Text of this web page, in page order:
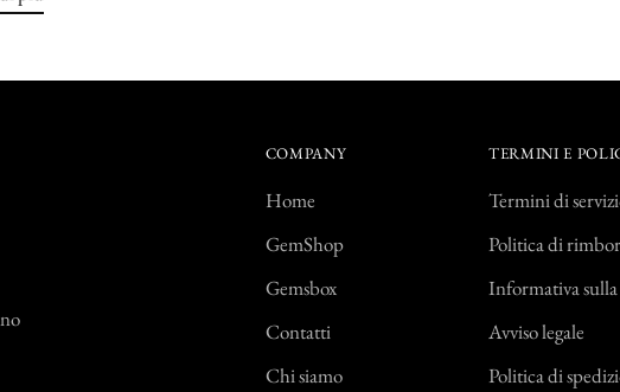
COMPANY
Home
GemShop
Gemsbox
Contatti
Chi siamo
TERMINI E
Termini di
Politica di
Informativa
Avviso legale
Politica di